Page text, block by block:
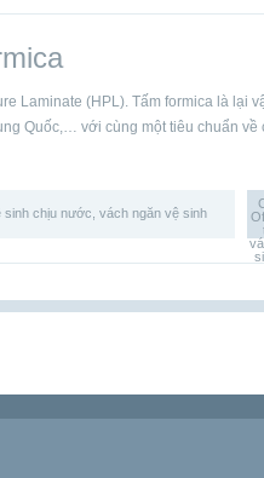
Laminate (HPL). Tấm formica là lại
Quốc,… với cùng một tiêu chuẩn về
sinh chịu nước vách ngăn vệ sinh